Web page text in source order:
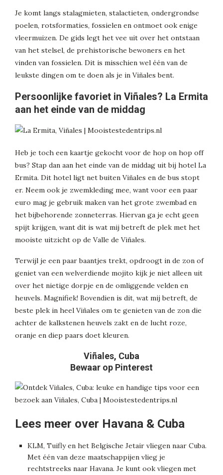
Je komt langs stalagmieten, stalactieten, ondergrondse
poelen, rotsformaties, fossielen en ontmoet ook enige
vleermuizen. De gids legt het vee uit over het ontstaan
van het stelsel, de prehistorische bewoners en het
vinden van fossielen. Dit is misschien wel één van de
leukste dingen om te doen als je in Viñales bent.
Persoonlijke favoriet in Viñales? La Ermita
aan het einde van de middag
Heb je toch een kaartje gekocht voor de hop on hop off
bus? Stap dan aan het einde van de middag uit bij hotel La
Ermita. Dit hotel ligt net buiten Viñales en de bus stopt
er. Neem ook je zwemkleding mee, want voor een paar
euro mag je gebruik maken van het grote zwembad en
het bijbehorende zonneterras. Hiervan ga je echt geen
spijt krijgen, want dit is wat mij betreft de plek met het
mooiste uitzicht op de Valle de Viñales.
Terwijl je een paar baantjes trekt, opdroogt in de zon of
geniet van een welverdiende mojito kijk je niet alleen uit
over het nietige dorpje en de omliggende velden en
heuvels. Magnifiek! Bovendien is dit, wat mij betreft, de
beste plek in heel Viñales om te genieten van de zon die
achter de kalkstenen heuvels zakt en de lucht roze,
oranje en diep paars doet kleuren.
Viñales, Cuba
Bewaar op Pinterest
Lees meer over Havana & Cuba
KLM, Tuifly en het Belgische Jetair vliegen naar Cuba.
Met één van deze maatschappijen vlieg je
rechtstreeks naar Havana. Je kunt ook vliegen met